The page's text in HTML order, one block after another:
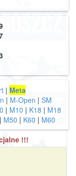
| Meta
| M-Open | SM
| M10 | K18 | M18
| M50 | K60 | M60
!!!